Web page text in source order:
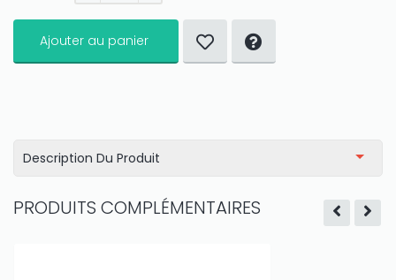
Ajouter au panier
Description Du Produit
PRODUITS COMPLÉMENTAIRES